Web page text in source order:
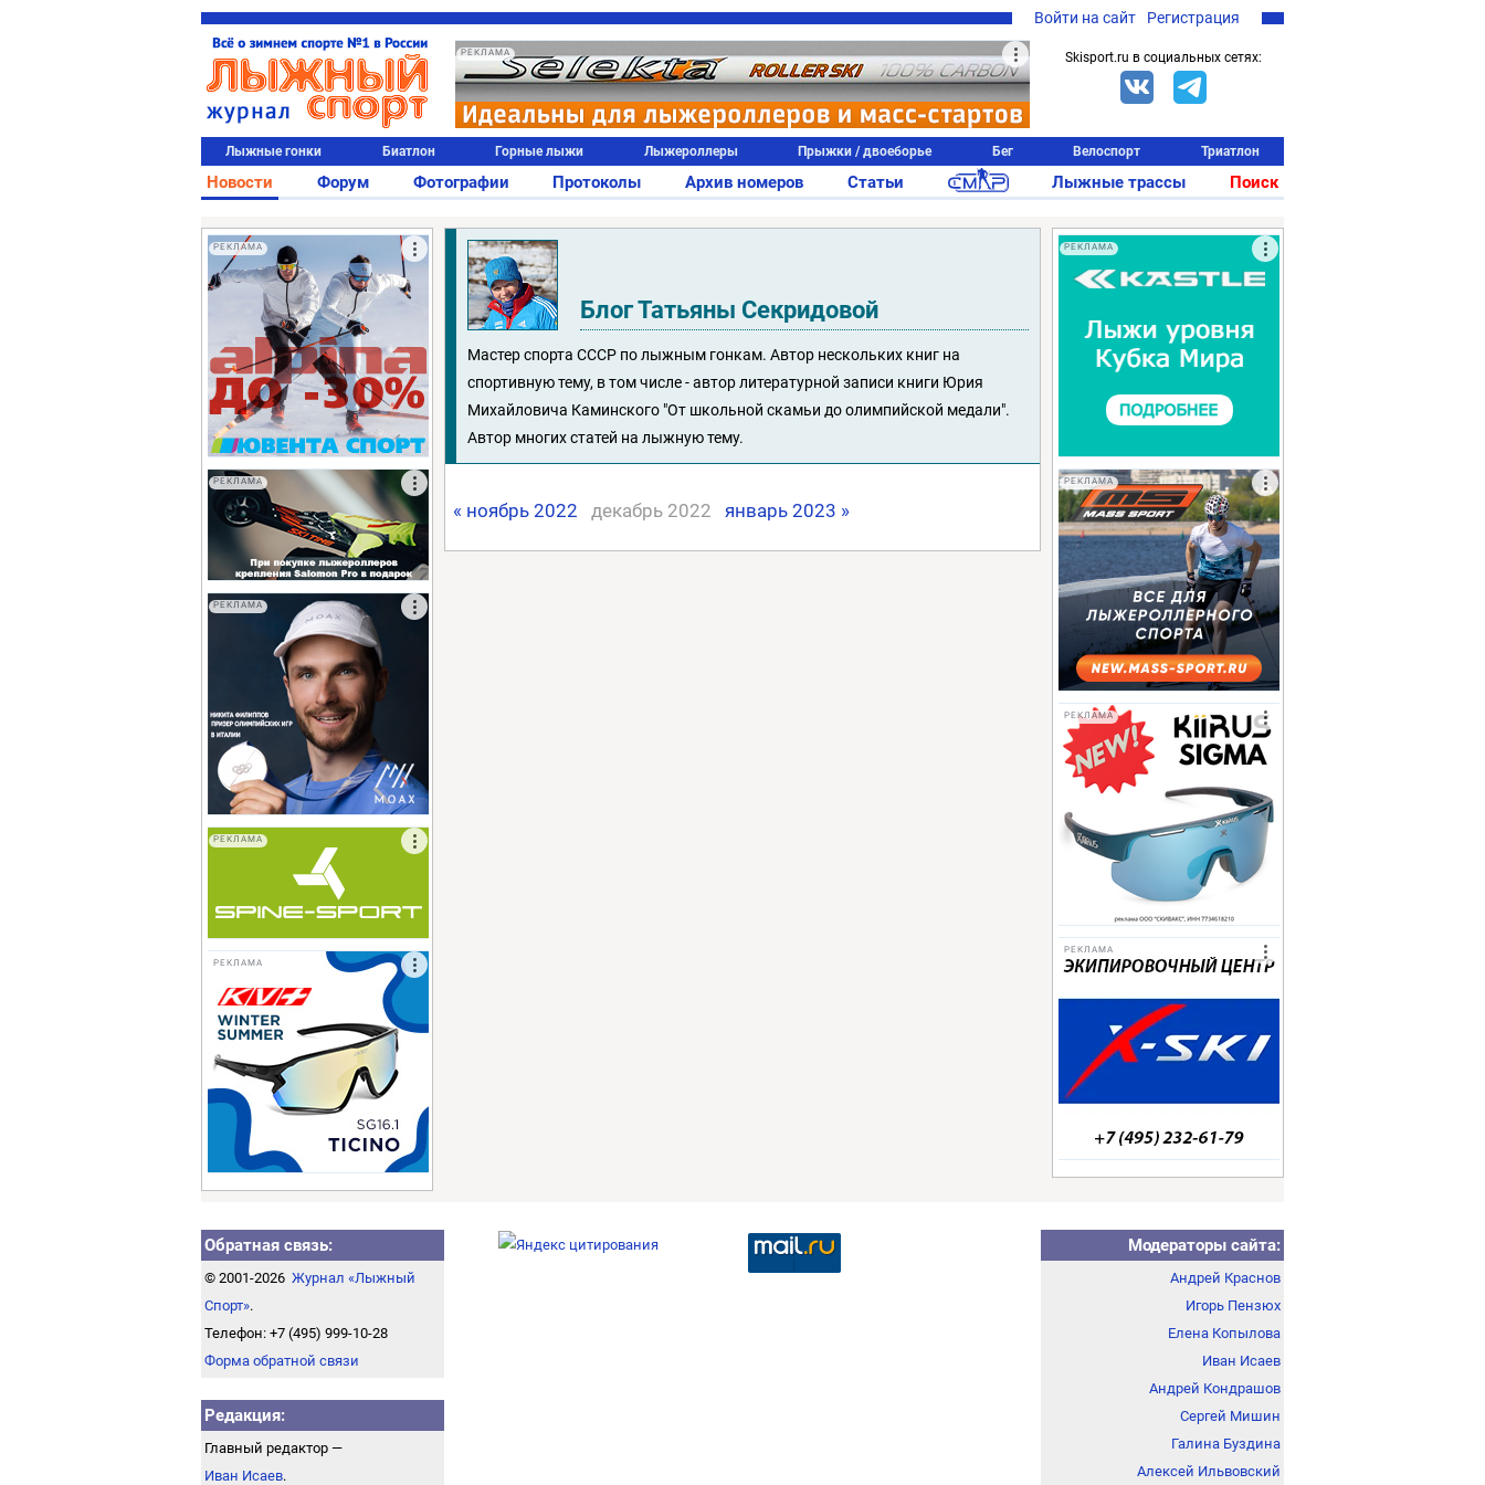
Войти на сайт Регистрация
РЕКЛАМА Skisport.ru в социальных сетях:
Лыжные гонки Биатлон Горные лыжи Лыжероллеры Прыжки / двоеборье Бег Велоспорт Триатлон
Новости Форум Фотографии Протоколы Архив номеров Статьи Лыжные трассы Поиск
РЕКЛАМА
РЕКЛАМА
РЕКЛАМА
РЕКЛАМА
РЕКЛАМА
Блог Татьяны Секридовой
Мастер спорта СССР по лыжным гонкам. Автор нескольких книг на
спортивную тему, в том числе - автор литературной записи книги Юрия
Михайловича Каминского "От школьной скамьи до олимпийской медали".
Автор многих статей на лыжную тему.
« ноябрь 2022 декабрь 2022 январь 2023 »
РЕКЛАМА
РЕКЛАМА
РЕКЛАМА
РЕКЛАМА
Обратная связь:
© 2001-2026 Журнал «Лыжный
Спорт».
Телефон: +7 (495) 999-10-28
Форма обратной связи
Редакция:
Главный редактор —
Иван Исаев.
Модераторы сайта:
Андрей Краснов
Игорь Пензюх
Елена Копылова
Иван Исаев
Андрей Кондрашов
Сергей Мишин
Галина Буздина
Алексей Ильвовский